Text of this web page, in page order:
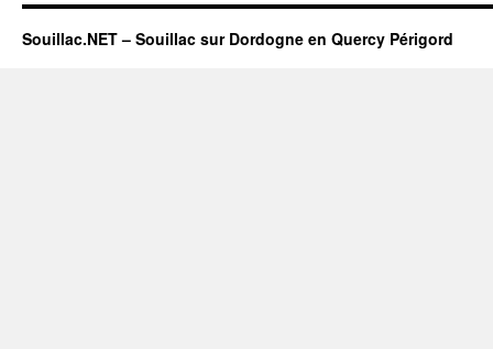
Souillac.NET – Souillac sur Dordogne en Quercy Périgord